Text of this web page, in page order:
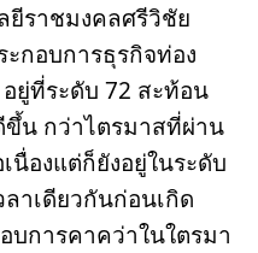
ยีราชมงคลศรีวิชัย
กอบการธุรกิจท่อง
ยู่ที่ระดับ 72 สะท้อน
น กว่าไตรมาสที่ผ่าน
นื่องแต่ก็ยังอยู่ในระดับ
าเดียวกันก่อนเกิด
บการคาคว่าในใตรมา